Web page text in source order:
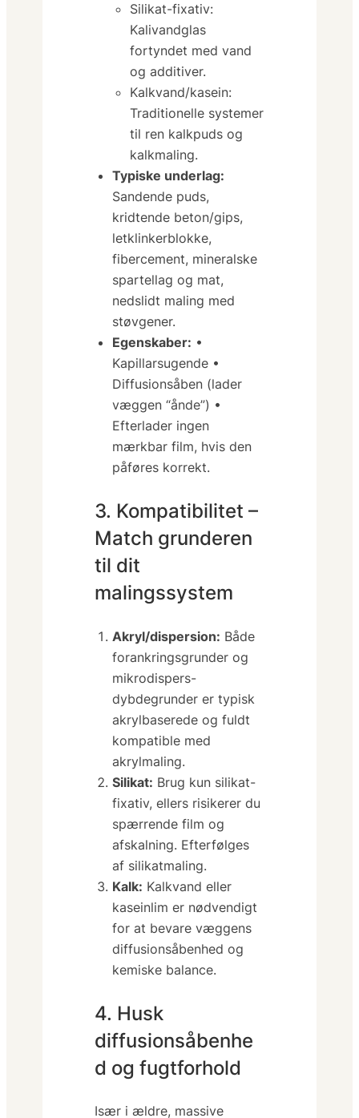
Silikat-fixativ:
Kalivandglas
fortyndet med vand
og additiver.
Kalkvand/kasein:
Traditionelle systemer
til ren kalkpuds og
kalkmaling.
Typiske underlag:
Sandende puds,
kridtende beton/gips,
letklinkerblokke,
fibercement, mineralske
spartellag og mat,
nedslidt maling med
støvgener.
Egenskaber: •
Kapillarsugende •
Diffusionsåben (lader
væggen “ånde”) •
Efterlader ingen
mærkbar film, hvis den
påføres korrekt.
3. Kompatibilitet –
Match grunderen
til dit
malingssystem
Akryl/dispersion: Både
forankringsgrunder og
mikrodispers-
dybdegrunder er typisk
akrylbaserede og fuldt
kompatible med
akrylmaling.
Silikat: Brug kun silikat-
fixativ, ellers risikerer du
spærrende film og
afskalning. Efterfølges
af silikatmaling.
Kalk: Kalkvand eller
kaseinlim er nødvendigt
for at bevare væggens
diffusionsåbenhed og
kemiske balance.
4. Husk
diffusionsåbenhe
d og fugtforhold
Især i ældre, massive